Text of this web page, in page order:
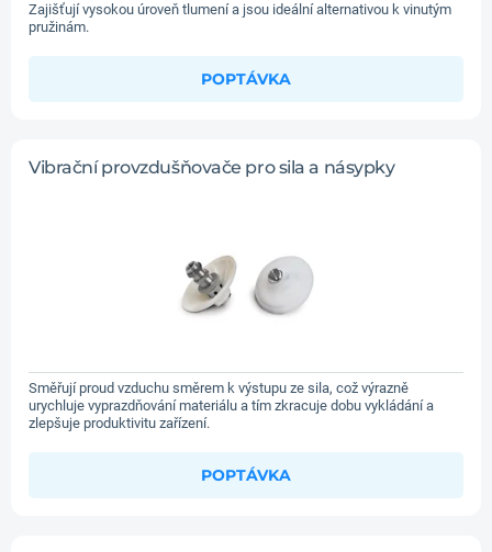
Zajišťují vysokou úroveň tlumení a jsou ideální alternativou k vinutým
pružinám.
POPTÁVKA
Vibrační provzdušňovače pro sila a násypky
Směřují proud vzduchu směrem k výstupu ze sila, což výrazně
urychluje vyprazdňování materiálu a tím zkracuje dobu vykládání a
zlepšuje produktivitu zařízení.
POPTÁVKA